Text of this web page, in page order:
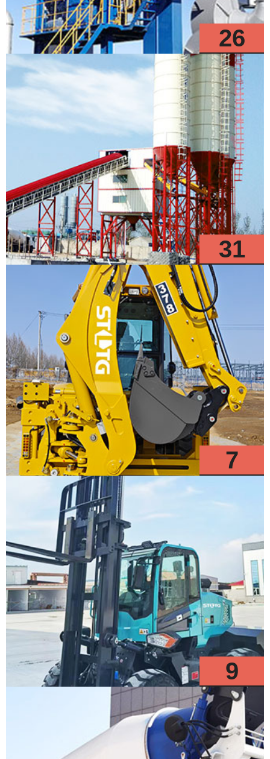
26
Modelos
31
7
9
Modelos